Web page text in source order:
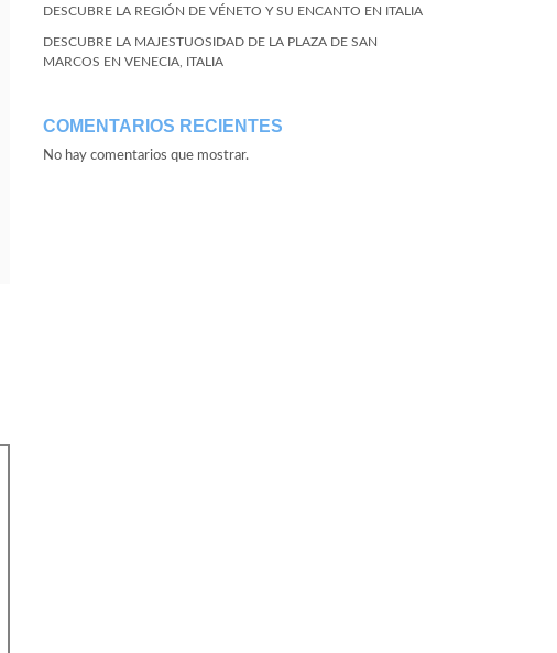
DESCUBRE LA REGIÓN DE VÉNETO Y SU ENCANTO EN ITALIA
DESCUBRE LA MAJESTUOSIDAD DE LA PLAZA DE SAN
MARCOS EN VENECIA, ITALIA
COMENTARIOS RECIENTES
No hay comentarios que mostrar.